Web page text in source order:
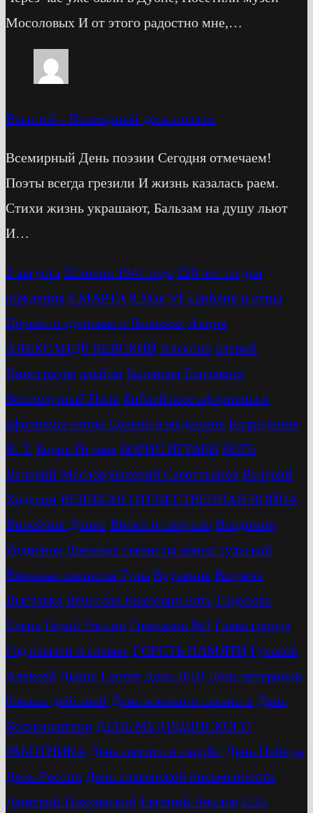
Мосоловых И от этого радостно мне,…
Василий - Всемирный день поэзии
Всемирный День поэзии Сегодня отмечаем!
Поэты всегда грезили И жизнь казалась раем.
Стихи жизнь украшают, Бальзам на душу льют
И…
2 августа 22 июня 1941 года 220 лет со дня
рождения 8 МАРТА 9 Мая Vf »Библия и отцы
Церкви о здоровье и болезнях Акция
АЛЕКСАНДР НЕВСКИЙ Алексин алерий
Виноградов альбом Баранова Елизавета
Бессмертный Полк Библейские афоризмы и
афоризмы отцов Церкви о медицине Бодрединов
В. Т. Бориc Играев БОРИС ИГРАЕВ БОТЬ
Валерий Маслов Валерий Савостьянов Валерий
Ходулин ВЕЛИКАЯ ОТЕЧЕСТВЕННАЯ ВОЙНА
Вилейчик Денис Витки и спирали Владимир
Родионов Военные связисты земли тульской
Военные связисты Тулы Вручение Встреча
Выставка Вячеслав Иванович Боть Гаденова
Елена Герой России Гимназия №3 Глава города
Год памяти и славы» ГОРСТЬ ПАМЯТИ Гусаков
Алексей Денис Гастев День ВДВ День ветеранов
боевых действий День военного связиста День
Космонавтики ДЕНЬ МЕДИЦИНСКОГО
РАБОТНИКА День памяти и скорби День Победы
День России День славянской письменности
Дмитрий Покровский Евгений Авилов ЕНЬ